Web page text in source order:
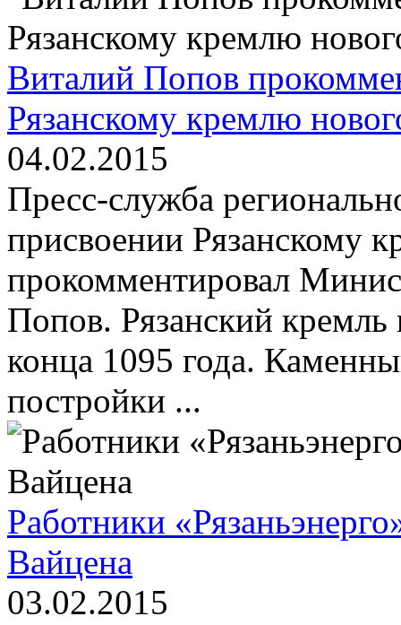
Виталий Попов
Рязанскому кремлю
04.02.2015
Пресс-служба
присвоении Рязанскому
прокомментировал
Попов. Рязанский
конца 1095 года.
постройки ...
Работники
Вайцена
03.02.2015